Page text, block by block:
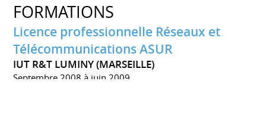
FORMATIONS
Licence professionnelle Réseaux et
Télécommunications ASUR
IUT R&T LUMINY (MARSEILLE)
Septembre 2008 à juin 2009